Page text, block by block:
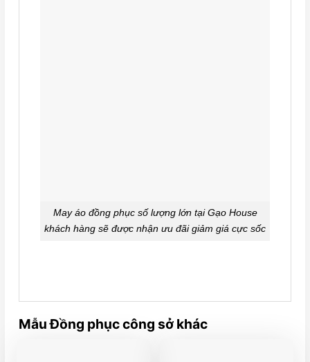
May áo đồng phục số lượng lớn tại Gạo House
khách hàng sẽ được nhận ưu đãi giảm giá cực sốc
Mẫu Đồng phục công sở khác